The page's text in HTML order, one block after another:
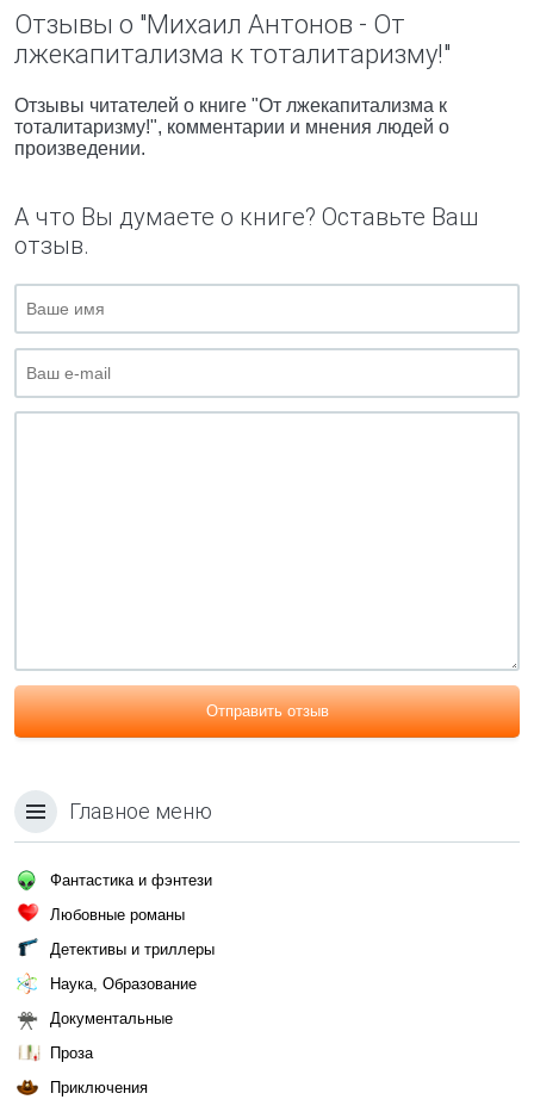
Отзывы о "Михаил Антонов - От
лжекапитализма к тоталитаризму!"
Отзывы читателей о книге "От лжекапитализма к
тоталитаризму!", комментарии и мнения людей о
произведении.
А что Вы думаете о книге? Оставьте Ваш
отзыв.
Отправить отзыв
Главное меню
Фантастика и фэнтези
Любовные романы
Детективы и триллеры
Наука, Образование
Документальные
Проза
Приключения